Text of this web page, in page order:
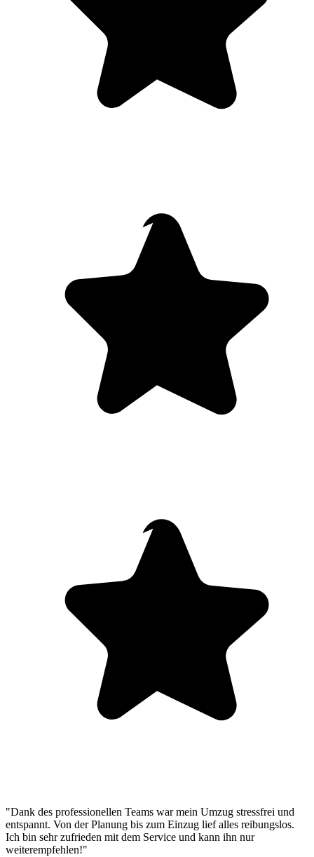
"Dank des professionellen Teams war mein Umzug stressfrei und
entspannt. Von der Planung bis zum Einzug lief alles reibungslos.
Ich bin sehr zufrieden mit dem Service und kann ihn nur
weiterempfehlen!"